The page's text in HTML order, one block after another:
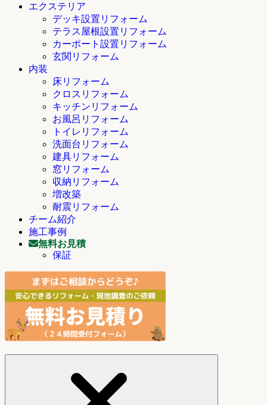
エクステリア
デッキ設置リフォーム
テラス屋根設置リフォーム
カーポート設置リフォーム
玄関リフォーム
内装
床リフォーム
クロスリフォーム
キッチンリフォーム
お風呂リフォーム
トイレリフォーム
洗面台リフォーム
建具リフォーム
窓リフォーム
収納リフォーム
増改築
耐震リフォーム
チーム紹介
施工事例
無料お見積
保証